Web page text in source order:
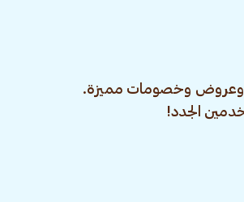
وعروض وخصومات مميزة.
الجدد!